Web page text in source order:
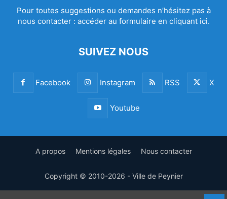
Pour toutes suggestions ou demandes n’hésitez pas à
nous contacter : accéder au formulaire en cliquant ici.
SUIVEZ NOUS
Facebook Instagram RSS X
Youtube
A propos Mentions légales Nous contacter
Copyright © 2010-2026 - Ville de Peynier